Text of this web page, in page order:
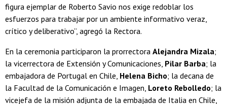
figura ejemplar de Roberto Savio nos exige redoblar los
esfuerzos para trabajar por un ambiente informativo veraz,
crítico y deliberativo”, agregó la Rectora.
En la ceremonia participaron la prorrectora Alejandra Mizala;
la vicerrectora de Extensión y Comunicaciones, Pilar Barba; la
embajadora de Portugal en Chile, Helena Bicho; la decana de
la Facultad de la Comunicación e Imagen, Loreto Rebolledo; la
vicejefa de la misión adjunta de la embajada de Italia en Chile,